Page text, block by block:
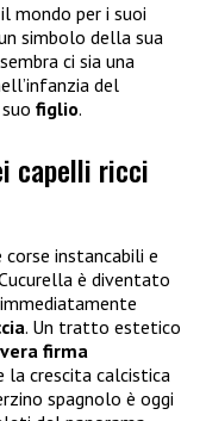
mondo per i suoi
simbolo della sua
ci sia una
del
figlio.
capelli ricci
instancabili e
è diventato
. Un tratto estetico
firma
la crescita calcistica
spagnolo è oggi